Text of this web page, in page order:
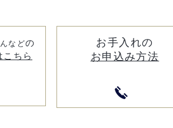
などの
こちら
​お手入れの
お申込み方法